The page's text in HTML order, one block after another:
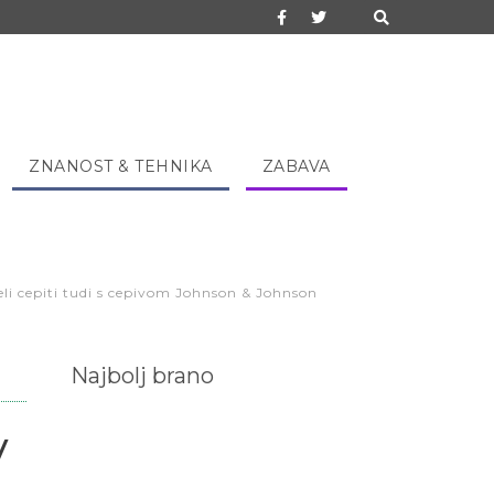
ZNANOST & TEHNIKA ZABAVA
cepiti tudi s cepivom Johnson & Johnson
Najbolj brano